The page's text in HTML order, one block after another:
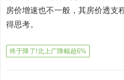
房价增速也不一般，其房价透支
得思考。
终于降了!北上广降幅超6%